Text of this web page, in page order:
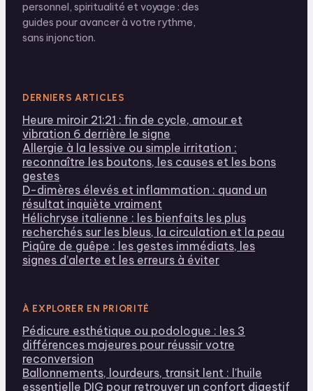
personnel, spiritualité et voyage : des
guides pour avancer à votre rythme,
sans injonction.
DERNIERS ARTICLES
Heure miroir 21:21 : fin de cycle, amour et
vibration 6 derrière le signe
Allergie à la lessive ou simple irritation :
reconnaître les boutons, les causes et les bons
gestes
D-dimères élevés et inflammation : quand un
résultat inquiète vraiment
Hélichryse italienne : les bienfaits les plus
recherchés sur les bleus, la circulation et la peau
Piqûre de guêpe : les gestes immédiats, les
signes d’alerte et les erreurs à éviter
À EXPLORER EN PRIORITÉ
Pédicure esthétique ou podologue : les 3
différences majeures pour réussir votre
reconversion
Ballonnements, lourdeurs, transit lent : l'huile
essentielle DIG pour retrouver un confort digestif